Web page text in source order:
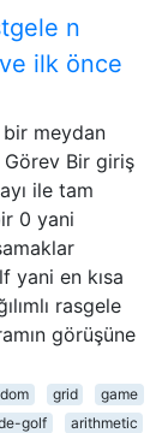
n
ve ilk önce
meydan
Görev Bir giriş
ile tam
0 yani
yani en kısa
rasgele
görüşüne
grid
game
golf
arithmetic